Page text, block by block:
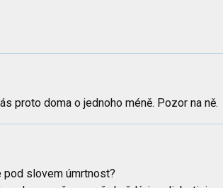
proto doma o jednoho méně. Pozor na ně.
pod slovem úmrtnost?